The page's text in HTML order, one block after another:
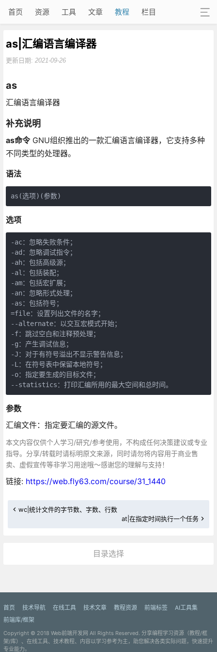
首页 资源 工具 文章 教程 栏目
as|汇编语言编译器
更新日期: 2021-09-26
as
汇编语言编译器
补充说明
as命令GNU组织推出的一款汇编语言编译器，它支持多种
不同类型的处理器。
语法
as(选项)(参数)
选项
-ac：忽略失败条件；
-ad：忽略调试指令；
-ah：包括高级源；
-al：包括装配；
-am：包括宏扩展；
-an：忽略形式处理；
-as：包括符号；
=file：设置列出文件的名字；
--alternate：以交互宏模式开始；
-f：跳过空白和注释预处理；
-g：产生调试信息；
-J：对于有符号溢出不显示警告信息；
-L：在符号表中保留本地符号；
-o：指定要生成的目标文件；
--statistics：打印汇编所用的最大空间和总时间。
参数
汇编文件：指定要汇编的源文件。
本文内容仅供个人学习/研究/参考使用，不构成任何决策建议或专业
指导。分享/转载时请标明原文来源，同时请勿将内容用于商业售
卖、虚假宣传等非学习用途哦～感谢您的理解与支持！
链接: https://web.fly63.com/course/31_1440
wc|统计文件的字节数、字数、行数
at|在指定时间执行一个任务
目录选择
首页 技术导航 在线工具 技术文章 教程资源 前端标签
AI工具集
前端库/框架